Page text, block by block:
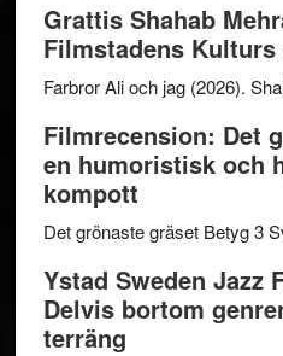
Grattis Shahab
Filmstadens
Farbror Ali och jag (2026).
Filmrecension: Det
en humoristisk och
kompott
Det grönaste gräset Betyg 3
Ystad Sweden Jazz
Delvis bortom
terräng